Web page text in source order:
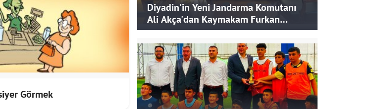
Görmek
Diyadin'in Yeni Jandarma Komutanı
Ali Akça'dan Kaymakam Furkan
Korkusuz'a Ziyaret